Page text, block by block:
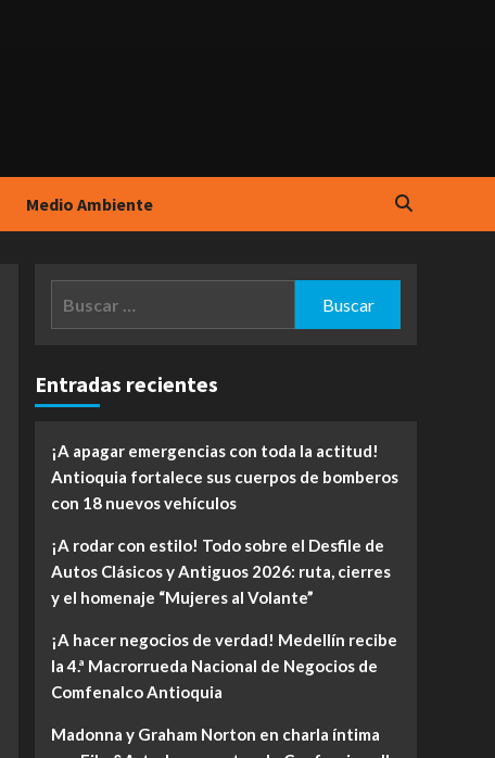
Medio Ambiente
Entradas recientes
¡A apagar emergencias con toda la actitud!
Antioquia fortalece sus cuerpos de bomberos
con 18 nuevos vehículos
¡A rodar con estilo! Todo sobre el Desfile de
Autos Clásicos y Antiguos 2026: ruta, cierres
y el homenaje “Mujeres al Volante”
¡A hacer negocios de verdad! Medellín recibe
la 4.ª Macrorrueda Nacional de Negocios de
Comfenalco Antioquia
Madonna y Graham Norton en charla íntima